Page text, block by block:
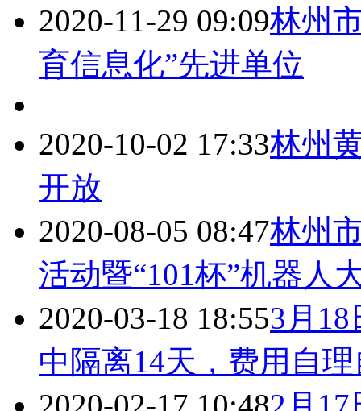
2020-11-29 09:09林州
育信息化”先进单位
2020-10-02 17:33林州
开放
2020-08-05 08:47林州
活动暨“101杯”机器人
2020-03-18 18:553月
中隔离14天，费用自